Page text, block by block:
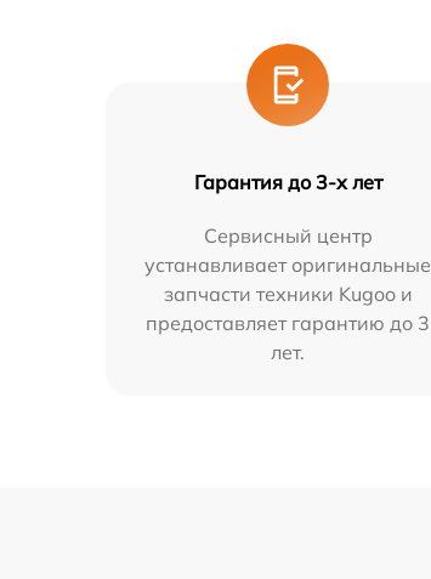
Гарантия до 3-х лет
Сервисный центр
устанавливает оригинальные
запчасти техники Kugoo и
предоставляет гарантию до 3
лет.